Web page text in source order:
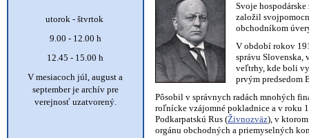
utorok - štvrtok
9.00 - 12.00 h
12.45 - 15.00 h
V mesiacoch júl, august a
september je archív pre
verejnosť uzatvorený.
Svoje
založil
obchodníkom
V období rokov
správu Slovenska,
veľtrhy, kde boli
prvým predsedom
Pôsobil v správnych radách mnohých
roľnícke vzájomné pokladnice a v roku
Podkarpatskú Rus (Živnozväz), v
orgánu obchodných a priemyselných